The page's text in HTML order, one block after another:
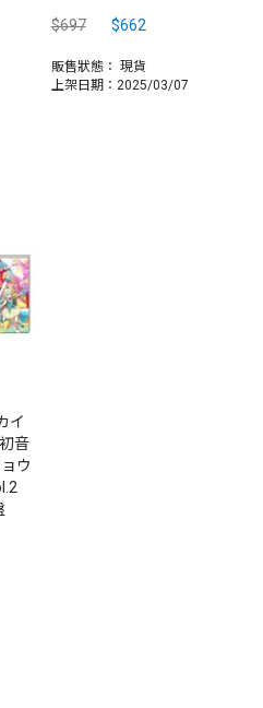
$697 $662
販售狀態： 現貨
上架日期：2025/03/07
イ
音
ウ